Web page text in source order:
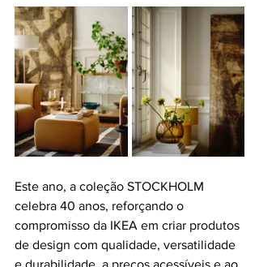
Este ano, a coleção STOCKHOLM
celebra 40 anos, reforçando o
compromisso da IKEA em criar produtos
de design com qualidade, versatilidade
e durabilidade, a preços acessíveis e ao